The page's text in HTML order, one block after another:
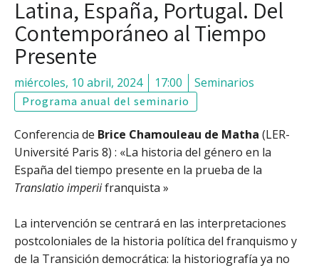
Latina, España, Portugal. Del
Contemporáneo al Tiempo
Presente
miércoles, 10 abril, 2024 17:00 Seminarios
Programa anual del seminario
Conferencia de Brice Chamouleau de Matha (LER-
Université Paris 8) : «La historia del género en la
España del tiempo presente en la prueba de la
Translatio imperiifranquista »
La intervención se centrará en las interpretaciones
postcoloniales de la historia política del franquismo y
de la Transición democrática: la historiografía ya no